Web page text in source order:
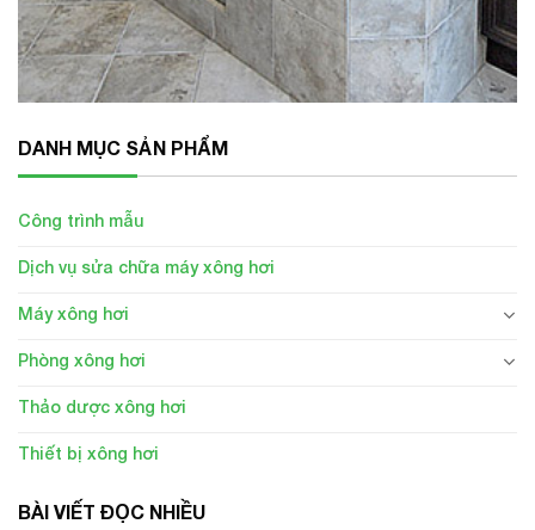
DANH MỤC SẢN PHẨM
Công trình mẫu
Dịch vụ sửa chữa máy xông hơi
Máy xông hơi
Phòng xông hơi
Thảo dược xông hơi
Thiết bị xông hơi
BÀI VIẾT ĐỌC NHIỀU